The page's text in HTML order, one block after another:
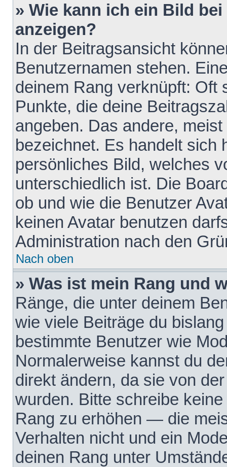
» Wie kann ich ein Bild
anzeigen?
In der Beitragsansicht
Benutzernamen stehen.
deinem Rang verknüpft: Oft
Punkte, die deine
angeben. Das andere,
bezeichnet. Es handelt sich
persönliches Bild, welches
unterschiedlich ist. Die
ob und wie die Benutzer
keinen Avatar benutzen
Administration nach den
Nach oben
» Was ist mein Rang und
Ränge, die unter deinem
wie viele Beiträge du
bestimmte Benutzer wie
Normalerweise kannst du
direkt ändern, da sie von
wurden. Bitte schreibe
Rang zu erhöhen — die
Verhalten nicht und ein
deinen Rang unter